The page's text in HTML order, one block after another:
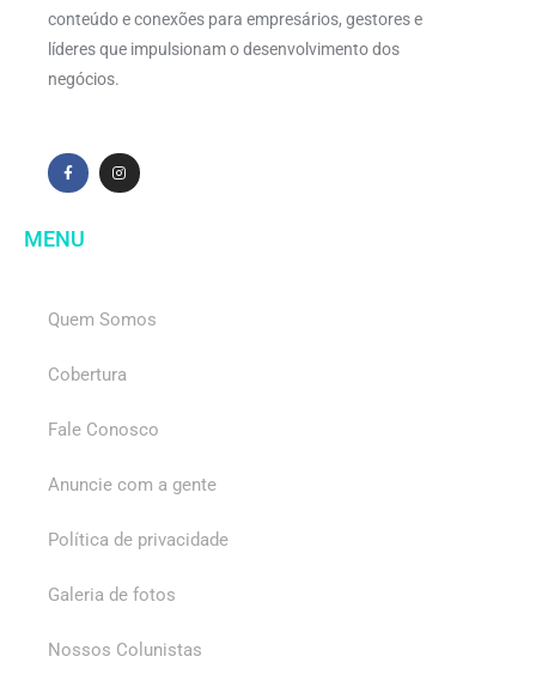
conteúdo e conexões para empresários, gestores e
líderes que impulsionam o desenvolvimento dos
negócios.
MENU
Quem Somos
Cobertura
Fale Conosco
Anuncie com a gente
Política de privacidade
Galeria de fotos
Nossos Colunistas